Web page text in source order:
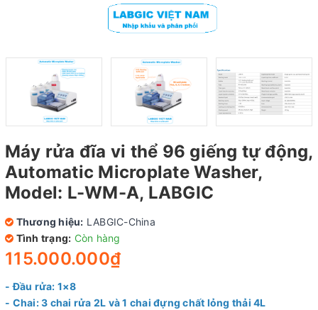
Máy rửa đĩa vi thể 96 giếng tự động,
Automatic Microplate Washer,
Model: L-WM-A, LABGIC
Thương hiệu: LABGIC-China
Tình trạng: Còn hàng
115.000.000₫
- Đầu rửa: 1×8
- Chai: 3 chai rửa 2L và 1 chai đựng chất lỏng thải 4L